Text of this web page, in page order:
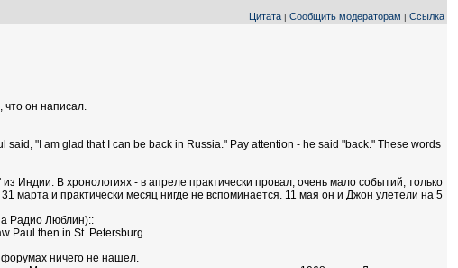
Цитата | Сообщить модераторам | Ссылка
что он написал.
"I am glad that I can be back in Russia." Pay attention - he said "back." These words
Индии. В хронологиях - в апреле практически провал, очень мало событий, только
и практически месяц нигде не вспоминается. 11 мая он и Джон улетели на 5
Радио Люблин)::
Paul then in St. Petersburg.
ничего не нашел.